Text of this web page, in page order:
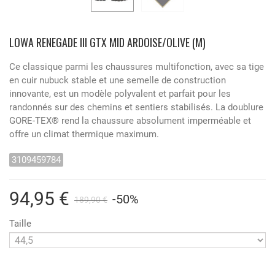
LOWA RENEGADE III GTX MID ARDOISE/OLIVE (M)
Ce classique parmi les chaussures multifonction, avec sa tige
en cuir nubuck stable et une semelle de construction
innovante, est un modèle polyvalent et parfait pour les
randonnés sur des chemins et sentiers stabilisés. La doublure
GORE-TEX® rend la chaussure absolument imperméable et
offre un climat thermique maximum.
3109459784
94,95 € 189,90 € -50%
Taille